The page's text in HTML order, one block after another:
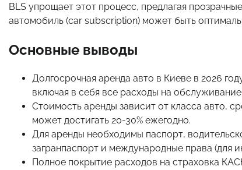
BLS упрощает этот процесс, предлагая
автомобиль (car subscription) может быть
Основные выводы
Долгосрочная аренда авто в Киеве в 2026
включая в себя все расходы на
Стоимость аренды зависит от класса авто,
может достигать 20-30% ежегодно.
Для аренды необходимы паспорт,
загранпаспорт и международные права (для
Полное покрытие расходов на страховка